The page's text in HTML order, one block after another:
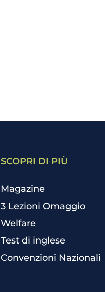
SCOPRI DI PIÙ
Magazine
3 Lezioni Omaggio
Welfare
Test di inglese
Convenzioni Nazionali